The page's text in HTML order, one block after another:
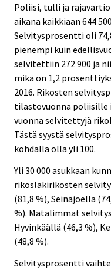
Poliisi, tulli ja
aikana kaikkiaan 644
Selvitysprosentti oli
pienempi kuin
selvitettiin 272 900 ja
mikä on 1,2
2016. Rikosten
tilastovuonna poliisille
vuonna selvitettyjä
Tästä syystä
kohdalla olla yli 100.
Yli 30 000 asukkaan
rikoslakirikosten
(81,8 %), Seinäjoella
%). Matalimmat
Hyvinkäällä (46,3 %),
(48,8 %).
Selvitysprosentti